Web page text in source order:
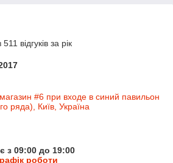
відгуків за рік
#6 при входе в синий павильон
ряда), Київ, Україна
з 09:00 до 19:00
роботи